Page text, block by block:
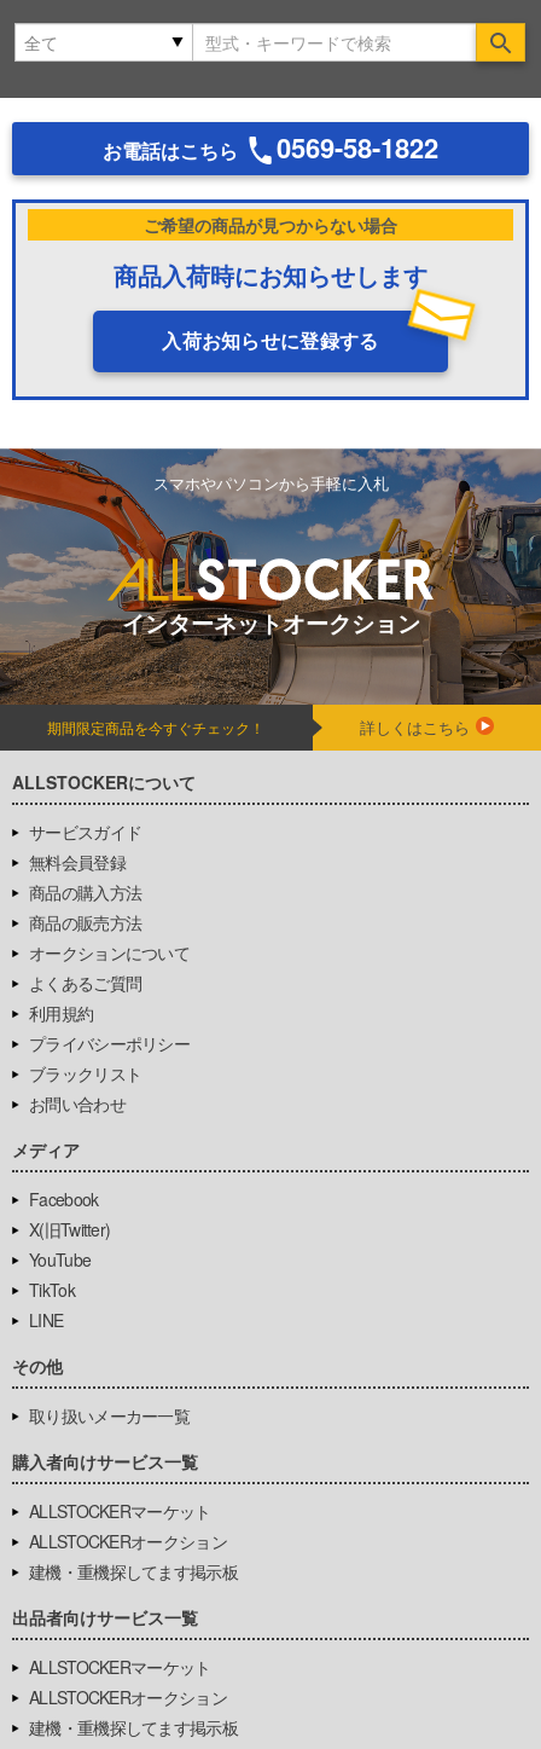
お電話はこちら 0569-58-1822
ご希望の商品が見つからない場合
商品入荷時にお知らせします
入荷お知らせに登録する
スマホやパソコンから手軽に入札
インターネットオークション
期間限定商品を今すぐチェック！ 詳しくはこちら
ALLSTOCKERについて
サービスガイド
無料会員登録
商品の購入方法
商品の販売方法
オークションについて
よくあるご質問
利用規約
プライバシーポリシー
ブラックリスト
お問い合わせ
メディア
Facebook
X(旧Twitter)
YouTube
TikTok
LINE
その他
取り扱いメーカー一覧
購入者向けサービス一覧
ALLSTOCKERマーケット
ALLSTOCKERオークション
建機・重機探してます掲示板
出品者向けサービス一覧
ALLSTOCKERマーケット
ALLSTOCKERオークション
建機・重機探してます掲示板